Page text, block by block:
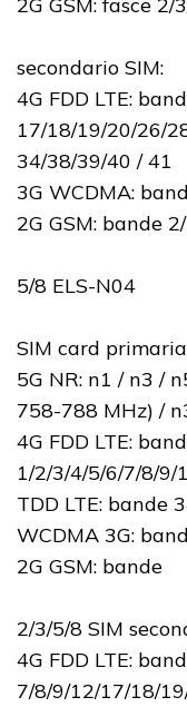
secondario SIM:
4G FDD LTE:
17/18/19/20/26/
34/38/39/40 / 41
3G WCDMA:
2G GSM: bande
5/8 ELS-N04
SIM card
5G NR: n1 / n3 /
758-788 MHz) /
4G FDD LTE:
1/2/3/4/5/6/7/8/9/
TDD LTE: bande
WCDMA 3G:
2G GSM: bande
2/3/5/8 SIM
4G FDD LTE:
7/8/9/12/17/18/